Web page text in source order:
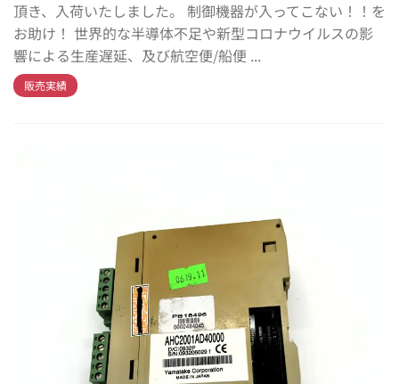
頂き、入荷いたしました。 制御機器が入ってこない！！を
お助け！ 世界的な半導体不足や新型コロナウイルスの影
響による生産遅延、及び航空便/船便 ...
販売実績